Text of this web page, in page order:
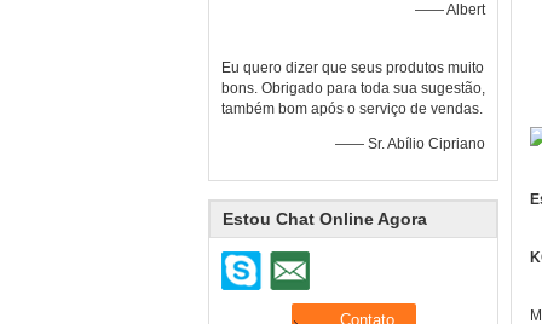
—— Albert
Eu quero dizer que seus produtos muito
bons. Obrigado para toda sua sugestão,
também bom após o serviço de vendas.
—— Sr. Abílio Cipriano
Estou Chat Online Agora